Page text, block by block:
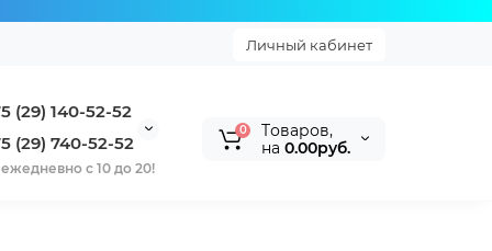
Личный кабинет
(29) 140-52-52
(29) 740-52-52
с 10 до 20!
0
Tоваров,
на 0.00руб.